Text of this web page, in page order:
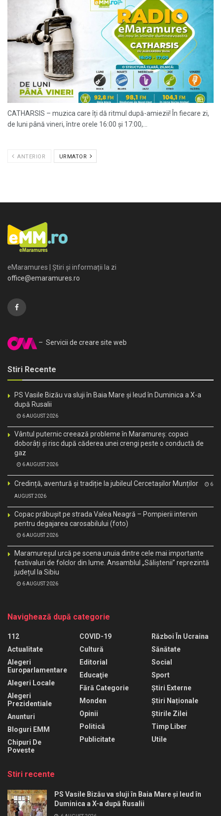
CATHARSIS – muzica care îți dă ritmul după-amiezii! În fiecare zi,
de luni până vineri, între orele 16:00 și 17:00,...
ANTERIOR URMATOR
eMaramures | Știri și informații la zi
office@emaramures.ro
– Servicii de creare site web
Stiri Recente
PS Vasile Bizău va sluji în Baia Mare și Ieud în Duminica a X-a
după Rusalii
6 AUGUST 2026
Vântul puternic creează probleme în Maramureș: copaci
doborâți și risc după căderea unei crengi peste o conductă de
gaz
6 AUGUST 2026
Credință, aventură și tradiție la jubileul Cercetașilor Munților 6
AUGUST 2026
Copac prăbușit pe strada Valea Neagră – Pompierii intervin
pentru degajarea carosabilului (foto)
6 AUGUST 2026
Maramureșul urcă pe scena unuia dintre cele mai importante
festivaluri de folclor din lume. Ansamblul „Săliștenii” reprezintă
județul la Sibiu
6 AUGUST 2026
Navighează după categorie
112
Actualitate
Alegeri
Europarlamentare
Alegeri Locale
Alegeri
Prezidentiale
Anunturi
Bloguri EMM
Chipuri De
Poveste
COVID-19
Cultură
Editorial
Educaţie
Fără Categorie
Monden
Opinii
Politică
Publicitate
Război În Ucraina
Sănătate
Social
Sport
Știri Externe
Știri Naționale
Știrile Zilei
Timp Liber
Utile
Stiri recente
PS Vasile Bizău va sluji în Baia Mare și Ieud în
Duminica a X-a după Rusalii